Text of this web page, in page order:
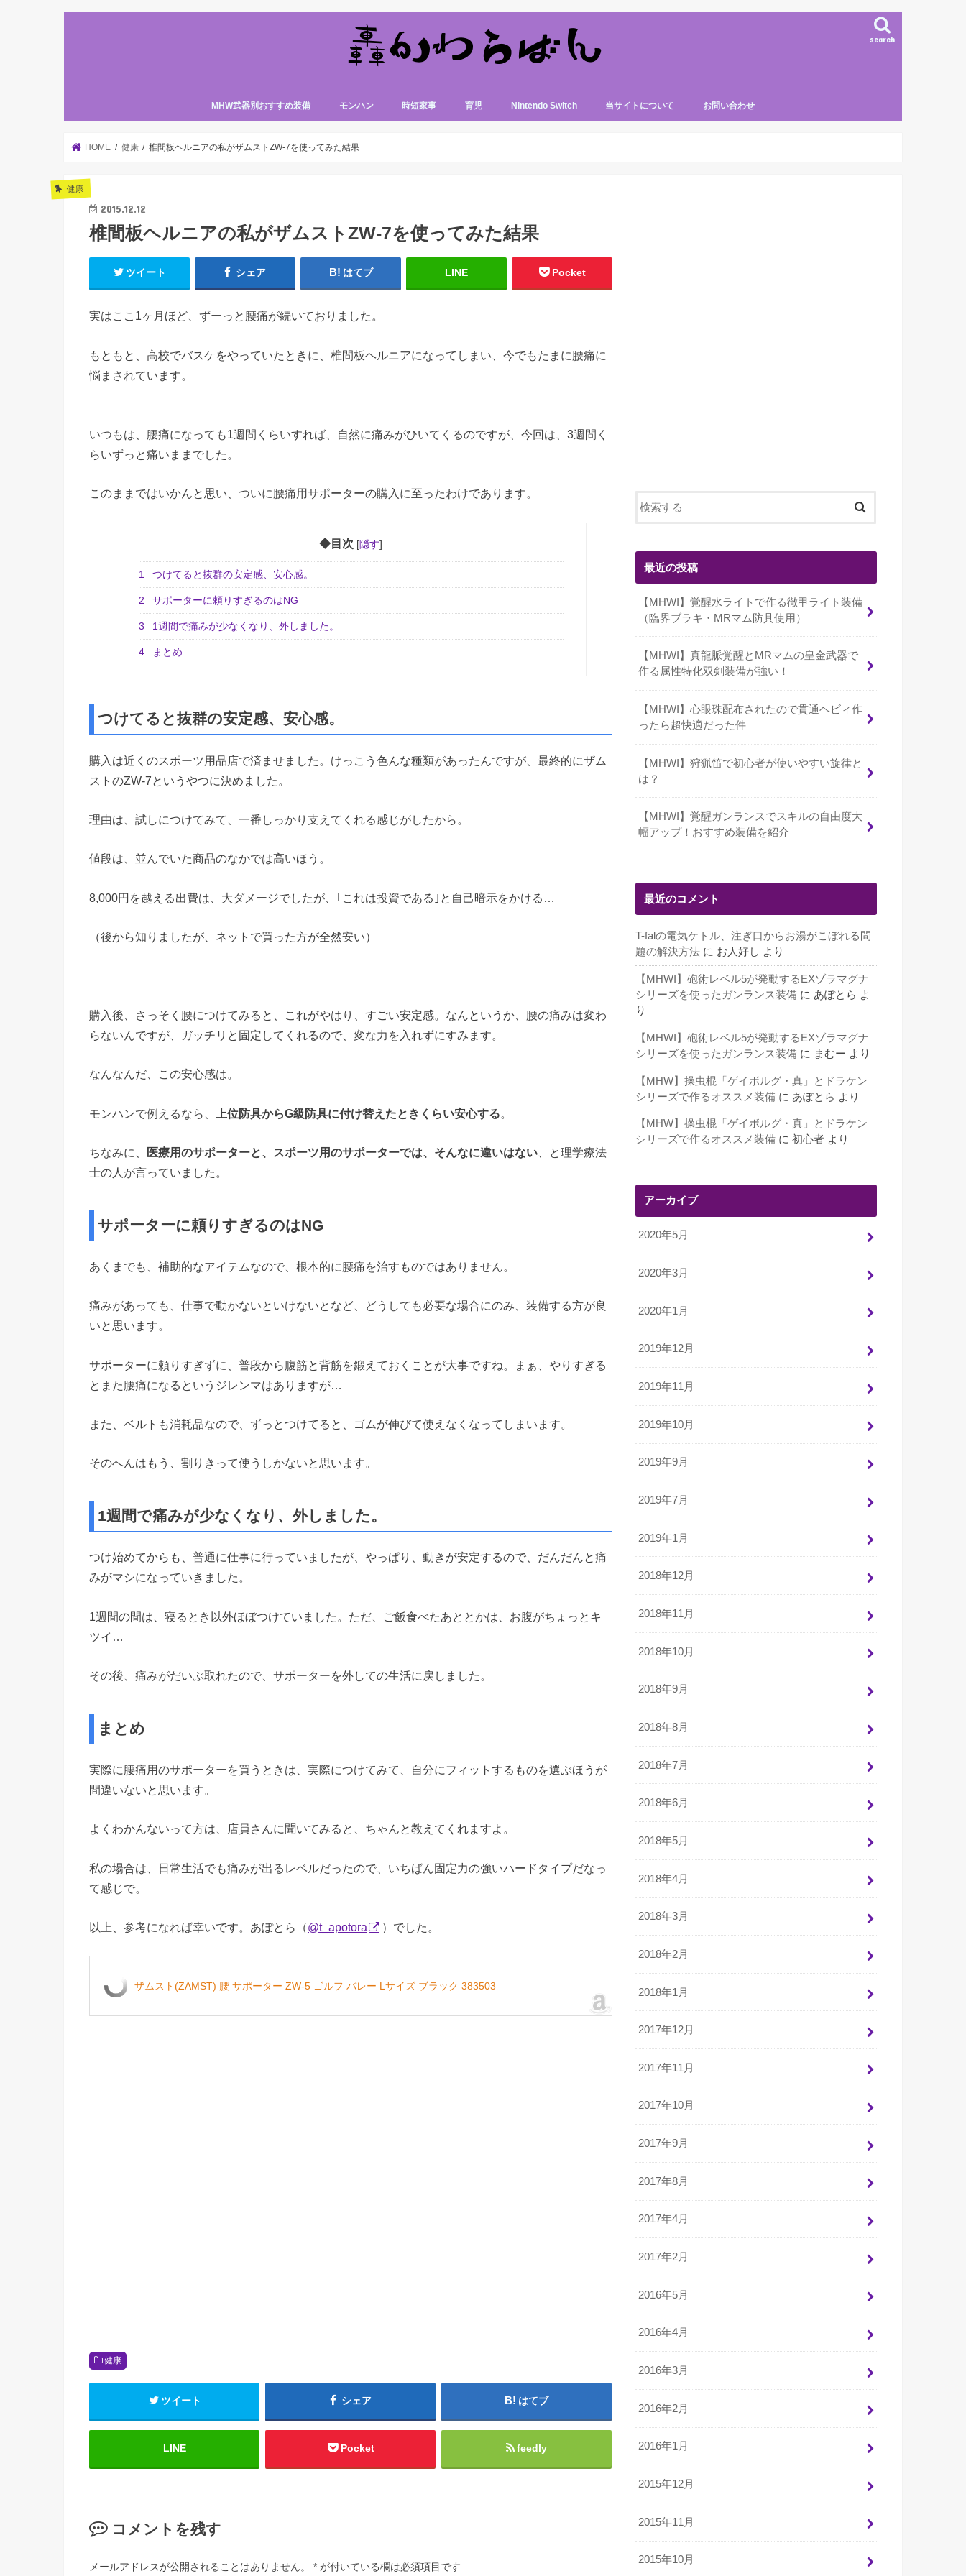
search
MHW武器別おすすめ装備 モンハン 時短家事 育児 Nintendo Switch 当サイトについて お問い合わせ
HOME 健康 椎間板ヘルニアの私がザムストZW-7を使ってみた結果
健康
2015.12.12
椎間板ヘルニアの私がザムストZW-7を使ってみた結果
ツイート シェア はてブ LINE Pocket
実はここ1ヶ月ほど、ずーっと腰痛が続いておりました。
もともと、高校でバスケをやっていたときに、椎間板ヘルニアになってしまい、今でもたまに腰痛に
悩まされています。
いつもは、腰痛になっても1週間くらいすれば、自然に痛みがひいてくるのですが、今回は、3週間く
らいずっと痛いままでした。
このままではいかんと思い、ついに腰痛用サポーターの購入に至ったわけであります。
◆目次 [隠す]
1 つけてると抜群の安定感、安心感。
2 サポーターに頼りすぎるのはNG
3 1週間で痛みが少なくなり、外しました。
4 まとめ
つけてると抜群の安定感、安心感。
購入は近くのスポーツ用品店で済ませました。けっこう色んな種類があったんですが、最終的にザム
ストのZW-7というやつに決めました。
理由は、試しにつけてみて、一番しっかり支えてくれる感じがしたから。
値段は、並んでいた商品のなかでは高いほう。
8,000円を越える出費は、大ダメージでしたが、｢これは投資である｣と自己暗示をかける…
（後から知りましたが、ネットで買った方が全然安い）
購入後、さっそく腰につけてみると、これがやはり、すごい安定感。なんというか、腰の痛みは変わ
らないんですが、ガッチリと固定してくれるので、変な力を入れずにすみます。
なんなんだ、この安心感は。
モンハンで例えるなら、 上位防具からG級防具に付け替えたときくらい安心する
ちなみに、 医療用のサポーターと、スポーツ用のサポーターでは、そんなに違いはない 、と理学療法
士の人が言っていました。
サポーターに頼りすぎるのはNG
あくまでも、補助的なアイテムなので、根本的に腰痛を治すものではありません。
痛みがあっても、仕事で動かないといけないとなど、どうしても必要な場合にのみ、装備する方が良
いと思います。
サポーターに頼りすぎずに、普段から腹筋と背筋を鍛えておくことが大事ですね。まぁ、やりすぎる
とまた腰痛になるというジレンマはありますが…
また、ベルトも消耗品なので、ずっとつけてると、ゴムが伸びて使えなくなってしまいます。
そのへんはもう、割りきって使うしかないと思います。
1週間で痛みが少なくなり、外しました。
つけ始めてからも、普通に仕事に行っていましたが、やっぱり、動きが安定するので、だんだんと痛
みがマシになっていきました。
1週間の間は、寝るとき以外ほぼつけていました。ただ、ご飯食べたあととかは、お腹がちょっとキ
ツイ…
その後、痛みがだいぶ取れたので、サポーターを外しての生活に戻しました。
まとめ
実際に腰痛用のサポーターを買うときは、実際につけてみて、自分にフィットするものを選ぶほうが
間違いないと思います。
よくわかんないって方は、店員さんに聞いてみると、ちゃんと教えてくれますよ。
私の場合は、日常生活でも痛みが出るレベルだったので、いちばん固定力の強いハードタイプだなっ
て感じで。
以上、参考になれば幸いです。あぽとら（@t_apotora ）でした。
ザムスト(ZAMST) 腰 サポーター ZW-5 ゴルフ バレー Lサイズ ブラック 383503
健康
ツイート シェア はてブ
LINE Pocket feedly
コメントを残す
メールアドレスが公開されることはありません。 * が付いている欄は必須項目です
最近の投稿
【MHWI】覚醒水ライトで作る徹甲ライト装備
（臨界ブラキ・MRマム防具使用）
【MHWI】真龍脈覚醒とMRマムの皇金武器で
作る属性特化双剣装備が強い！
【MHWI】心眼珠配布されたので貫通ヘビィ作
ったら超快適だった件
【MHWI】狩猟笛で初心者が使いやすい旋律と
は？
【MHWI】覚醒ガンランスでスキルの自由度大
幅アップ！おすすめ装備を紹介
最近のコメント
T-falの電気ケトル、注ぎ口からお湯がこぼれる問
題の解決方法 に お人好し より
【MHWI】砲術レベル5が発動するEXゾラマグナ
シリーズを使ったガンランス装備 に あぽとら よ
り
【MHWI】砲術レベル5が発動するEXゾラマグナ
シリーズを使ったガンランス装備 に まむー より
【MHW】操虫棍「ゲイボルグ・真」とドラケン
シリーズで作るオススメ装備 に あぽとら より
【MHW】操虫棍「ゲイボルグ・真」とドラケン
シリーズで作るオススメ装備 に 初心者 より
アーカイブ
2020年5月
2020年3月
2020年1月
2019年12月
2019年11月
2019年10月
2019年9月
2019年7月
2019年1月
2018年12月
2018年11月
2018年10月
2018年9月
2018年8月
2018年7月
2018年6月
2018年5月
2018年4月
2018年3月
2018年2月
2018年1月
2017年12月
2017年11月
2017年10月
2017年9月
2017年8月
2017年4月
2017年2月
2016年5月
2016年4月
2016年3月
2016年2月
2016年1月
2015年12月
2015年11月
2015年10月